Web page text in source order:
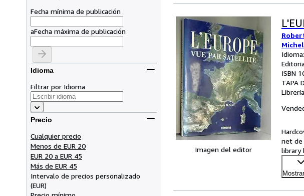
Fecha mínima de publicación
aFecha máxima de publicación
Idioma
Filtrar por Idioma
Precio
Cualquier precio
Menos de EUR 20
EUR 20 a EUR 45
Más de EUR 45
Intervalo de precios personalizado
(EUR)
Imagen del editor
ISBN
TAPA
net de
library